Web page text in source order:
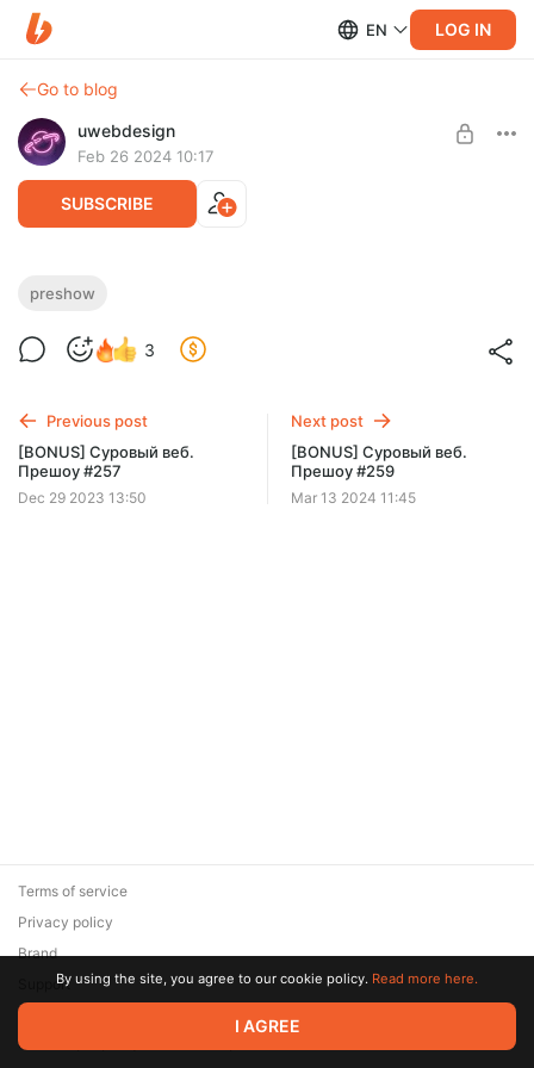
EN LOG IN
Go to blog
uwebdesign
Feb 26 2024 10:17
SUBSCRIBE
[BONUS] Суровый веб. Прешоу #258
Никита ходил в музеи и на экскурсии, а Саня смотрел
разные GPT модели. Еще рассуждали об обмане
Закрытый чат + прешоу
preshow
3
Previous post
[BONUS] Суровый веб.
Прешоу #257
Dec 29 2023 13:50
Next post
[BONUS] Суровый веб.
Прешоу #259
Mar 13 2024 11:45
© 2026 Zaya Solutions Limited. All rights reserved. All trademarks
are the property of their respective owners.
Terms of service
Privacy policy
Brand
SupportBy using the site, you agree to our cookie policy. Read more here.
I AGREE